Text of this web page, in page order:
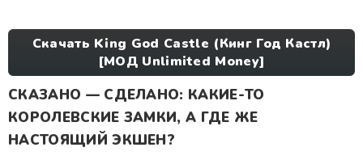
Скачать King God Castle (Кинг Год Кастл)
[МОД Unlimited Money]
СКАЗАНО — СДЕЛАНО: КАКИЕ-ТО
КОРОЛЕВСКИЕ ЗАМКИ, А ГДЕ ЖЕ
НАСТОЯЩИЙ ЭКШЕН?